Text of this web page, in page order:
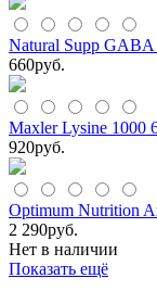
Natural Supp GABA
660руб.
Maxler Lysine 1000
920руб.
Optimum Nutrition
2 290руб.
Нет в наличии
Показать ещё